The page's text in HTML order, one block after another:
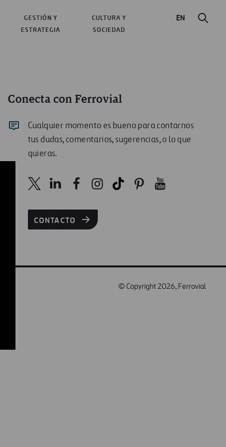
GESTIÓN Y
ESTRATEGIA
CULTURA Y
SOCIEDAD
EN
Conecta con Ferrovial
Cualquier momento es bueno para contarnos
tus dudas, comentarios, sugerencias, o lo que
quieras.
CONTACTO
© Copyright 2026, Ferrovial